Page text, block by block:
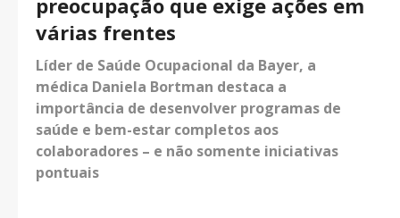
preocupação que exige ações em
várias frentes
Líder de Saúde Ocupacional da Bayer, a
médica Daniela Bortman destaca a
importância de desenvolver programas de
saúde e bem-estar completos aos
colaboradores – e não somente iniciativas
pontuais